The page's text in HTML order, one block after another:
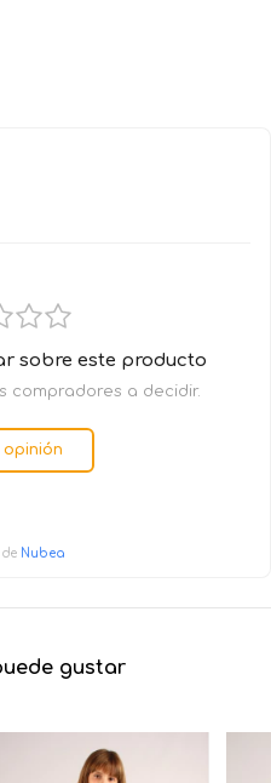
sobre este producto
compradores a decidir.
opinión
de Nubea
gustar